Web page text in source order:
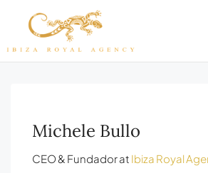
Michele Bullo
CEO & Fundador at Ibiza Royal